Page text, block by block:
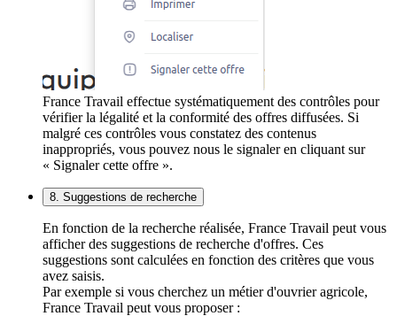
France Travail effectue systématiquement des contrôles pour
vérifier la légalité et la conformité des offres diffusées. Si
malgré ces contrôles vous constatez des contenus
inappropriés, vous pouvez nous le signaler en cliquant sur
« Signaler cette offre ».
8. Suggestions de recherche
En fonction de la recherche réalisée, France Travail peut vous
afficher des suggestions de recherche d'offres. Ces
suggestions sont calculées en fonction des critères que vous
avez saisis.
Par exemple si vous cherchez un métier d'ouvrier agricole,
France Travail peut vous proposer :